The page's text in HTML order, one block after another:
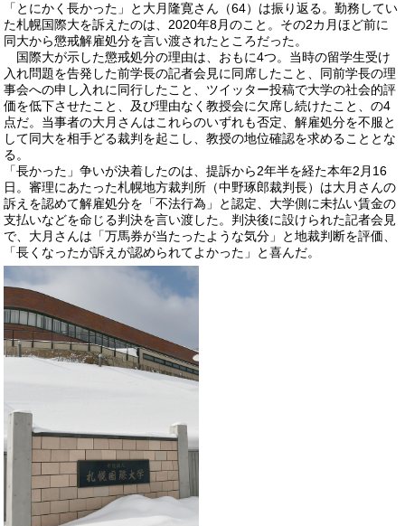
「とにかく長かった」と大月隆寛さん（64）は振り返る。勤務してい
た札幌国際大を訴えたのは、2020年8月のこと。その2カ月ほど前に
同大から懲戒解雇処分を言い渡されたところだった。
国際大が示した懲戒処分の理由は、おもに4つ。当時の留学生受け
入れ問題を告発した前学長の記者会見に同席したこと、同前学長の理
事会への申し入れに同行したこと、ツイッター投稿で大学の社会的評
価を低下させたこと、及び理由なく教授会に欠席し続けたこと、の4
点だ。当事者の大月さんはこれらのいずれも否定、解雇処分を不服と
して同大を相手どる裁判を起こし、教授の地位確認を求めることとな
る。
「長かった」争いが決着したのは、提訴から2年半を経た本年2月16
日。審理にあたった札幌地方裁判所（中野琢郎裁判長）は大月さんの
訴えを認めて解雇処分を「不法行為」と認定、大学側に未払い賃金の
支払いなどを命じる判決を言い渡した。判決後に設けられた記者会見
で、大月さんは「万馬券が当たったような気分」と地裁判断を評価、
「長くなったが訴えが認められてよかった」と喜んだ。